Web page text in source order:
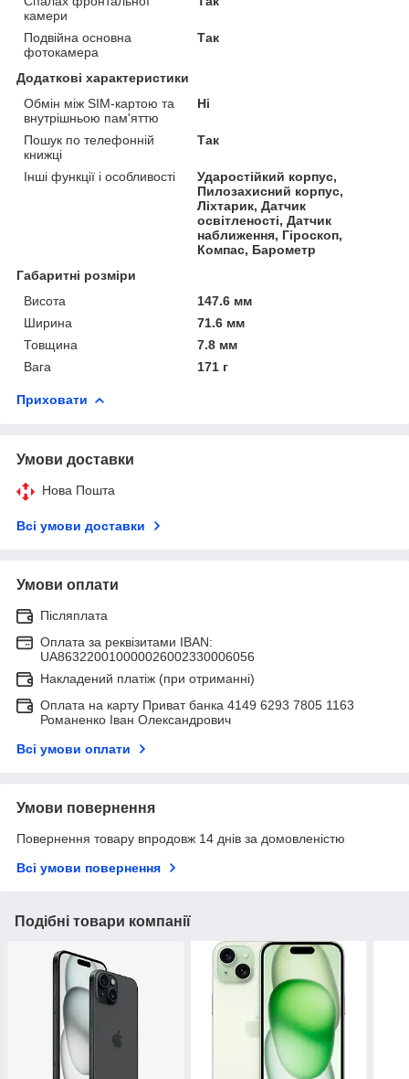
камери
Подвійна основна
фотокамера
Так
Додаткові характеристики
Обмін між SIM-картою та
внутрішньою пам'яттю
Ні
Пошук по телефонній
книжці
Так
Інші функції і особливості
Ударостійкий корпус,
Пилозахисний корпус,
Ліхтарик, Датчик
освітленості, Датчик
наближення, Гіроскоп,
Компас, Барометр
Габаритні розміри
Висота
147.6 мм
Ширина
71.6 мм
Товщина
7.8 мм
Вага
171 г
Приховати
Умови доставки
Нова Пошта
Всі умови доставки
Умови оплати
Післяплата
Оплата за реквізитами IBAN:
UA863220010000026002330006056
Накладений платіж (при отриманні)
Оплата на карту Приват банка 4149 6293 7805 1163
Романенко Іван Олександрович
Всі умови оплати
Умови повернення
Повернення товару впродовж 14 днів за домовленістю
Всі умови повернення
Подібні товари компанії